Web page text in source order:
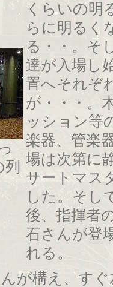
くらいの明
らに明るく
る・・。そ
達が入場し
置へそれぞ
が・・・。
ッション等
楽器、管楽
場は次第に
サートマス
した。そし
後、指揮者
石さんが登
れる。
が構え、す